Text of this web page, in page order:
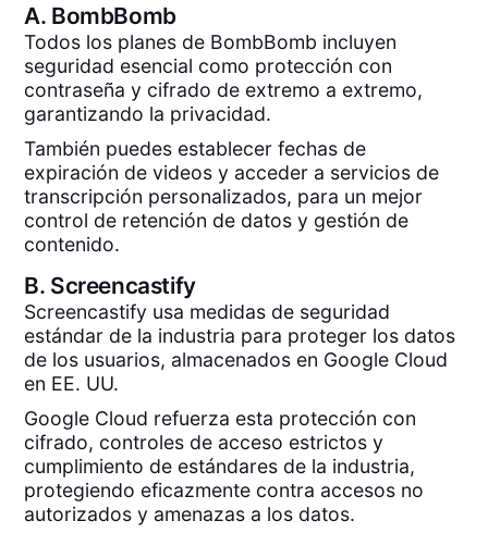
A. BombBomb
Todos los planes de BombBomb incluyen
seguridad esencial como protección con
contraseña y cifrado de extremo a extremo,
garantizando la privacidad.
También puedes establecer fechas de
expiración de videos y acceder a servicios de
transcripción personalizados, para un mejor
control de retención de datos y gestión de
contenido.
B. Screencastify
Screencastify usa medidas de seguridad
estándar de la industria para proteger los datos
de los usuarios, almacenados en Google Cloud
en EE. UU.
Google Cloud refuerza esta protección con
cifrado, controles de acceso estrictos y
cumplimiento de estándares de la industria,
protegiendo eficazmente contra accesos no
autorizados y amenazas a los datos.